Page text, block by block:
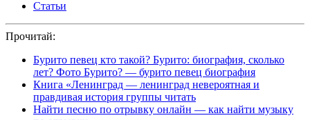
Статьи
Прочитай:
Бурито певец кто такой? Бурито: биография, сколько
лет? Фото Бурито? — бурито певец биография
Книга «Ленинград — ленинград невероятная и
правдивая история группы читать
Найти песню по отрывку онлайн — как найти музыку